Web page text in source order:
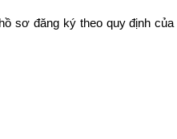
sơ đăng ký theo quy định